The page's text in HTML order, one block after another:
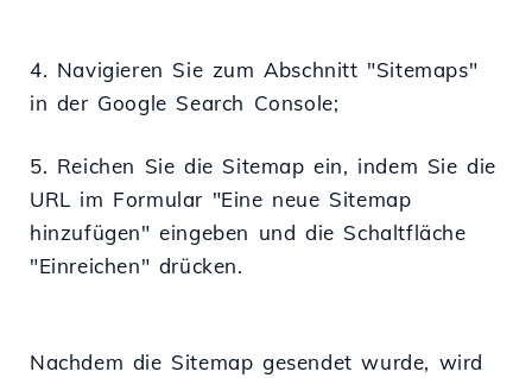
4. Navigieren Sie zum Abschnitt "Sitemaps"
in der Google Search Console;
5. Reichen Sie die Sitemap ein, indem Sie die
URL im Formular "Eine neue Sitemap
hinzufügen" eingeben und die Schaltfläche
"Einreichen" drücken.
Nachdem die Sitemap gesendet wurde, wird